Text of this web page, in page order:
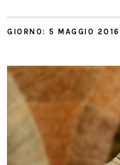
GIORNO: 5 MAGGIO 2016